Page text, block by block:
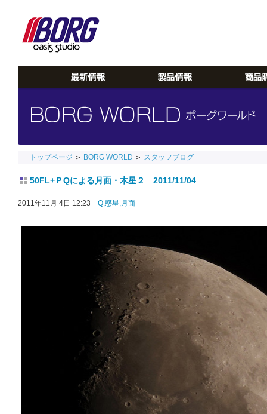
トップページ ＞ BORG WORLD ＞ スタッフブログ
50FL+ＰQによる月面・木星２ 2011/11/04
2011年11月 4日 12:23 Q,惑星,月面